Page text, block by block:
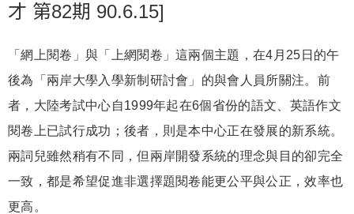
才 第82期 90.6.15]
「網上閱卷」與「上網閱卷」這兩個主題，在4月25日的午
後為「兩岸大學入學新制研討會」的與會人員所關注。前
者，大陸考試中心自1999年起在6個省份的語文、英語作文
閱卷上已試行成功；後者，則是本中心正在發展的新系統。
兩詞兒雖然稍有不同，但兩岸開發系統的理念與目的卻完全
一致，都是希望促進非選擇題閱卷能更公平與公正，效率也
更高。